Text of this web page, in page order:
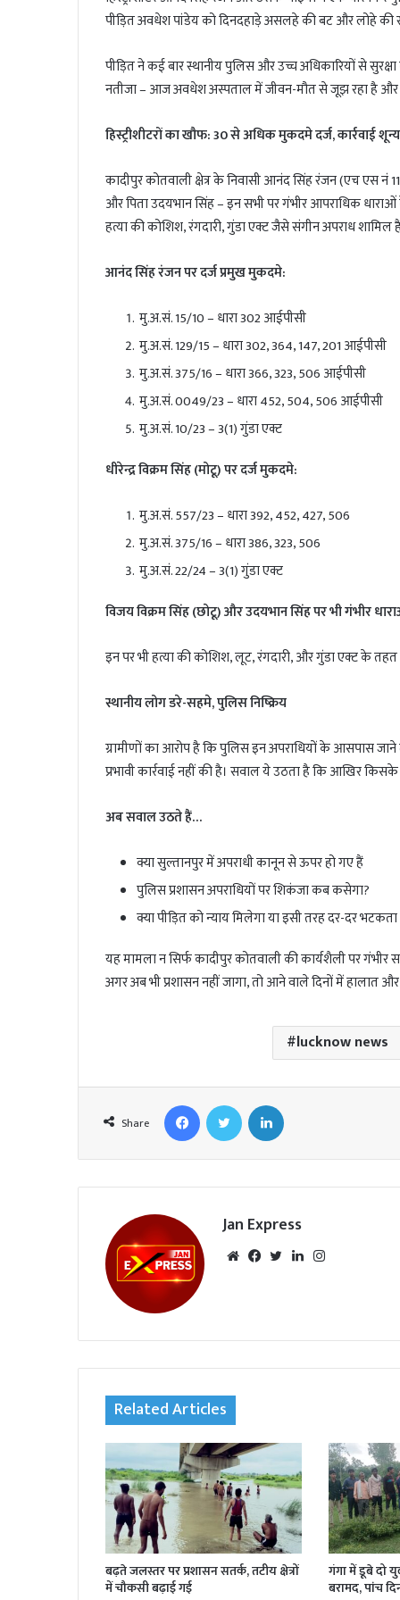
पीड़ित अवधेश पांडेय को दिनदहाड़े असलहे की बट और लोहे की
पीड़ित ने कई बार स्थानीय पुलिस और उच्च अधिकारियों से
नतीजा – आज अवधेश अस्पताल में जीवन-मौत से जूझ रहा है
हिस्ट्रीशीटरों का खौफ: 30 से अधिक मुकदमे दर्ज, कार्रवाई शून्य
कादीपुर कोतवाली क्षेत्र के निवासी आनंद सिंह रंजन (एच एस नं
और पिता उदयभान सिंह – इन सभी पर गंभीर आपराधिक
हत्या की कोशिश, रंगदारी, गुंडा एक्ट जैसे संगीन अपराध शामिल
आनंद सिंह रंजन पर दर्ज प्रमुख मुकदमे:
मु.अ.सं. 15/10 – धारा 302 आईपीसी
मु.अ.सं. 129/15 – धारा 302, 364, 147, 201 आईपीसी
मु.अ.सं. 375/16 – धारा 366, 323, 506 आईपीसी
मु.अ.सं. 0049/23 – धारा 452, 504, 506 आईपीसी
मु.अ.सं. 10/23 – 3(1) गुंडा एक्ट
धीरेन्द्र विक्रम सिंह (मोटू) पर दर्ज मुकदमे:
मु.अ.सं. 557/23 – धारा 392, 452, 427, 506
मु.अ.सं. 375/16 – धारा 386, 323, 506
मु.अ.सं. 22/24 – 3(1) गुंडा एक्ट
विजय विक्रम सिंह (छोटू) और उदयभान सिंह पर भी गंभीर
इन पर भी हत्या की कोशिश, लूट, रंगदारी, और गुंडा एक्ट के
स्थानीय लोग डरे-सहमे, पुलिस निष्क्रिय
ग्रामीणों का आरोप है कि पुलिस इन अपराधियों के आसपास
प्रभावी कार्रवाई नहीं की है। सवाल ये उठता है कि आखिर
अब सवाल उठते हैं…
क्या सुल्तानपुर में अपराधी कानून से ऊपर हो गए हैं
पुलिस प्रशासन अपराधियों पर शिकंजा कब कसेगा?
क्या पीड़ित को न्याय मिलेगा या इसी तरह दर-दर भटकता
यह मामला न सिर्फ कादीपुर कोतवाली की कार्यशैली पर
अगर अब भी प्रशासन नहीं जागा, तो आने वाले दिनों में हालात
lucknow news
Share
Jan Express
We Fac Twi Lin
Related Articles
बढ़ते जलस्तर पर प्रशासन सतर्क, तटीय क्षेत्रों
में चौकसी बढ़ाई गई
गंगा में डूबे दो
बरामद, पांच